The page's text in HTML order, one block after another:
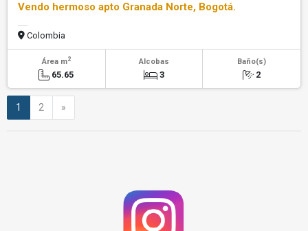
Vendo hermoso apto Granada Norte, Bogotá.
Colombia
Área m2
65.65
Alcobas
3
Baño(s)
2
1 2 »